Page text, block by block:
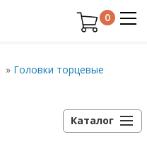
0
» Головки торцевые
Каталог